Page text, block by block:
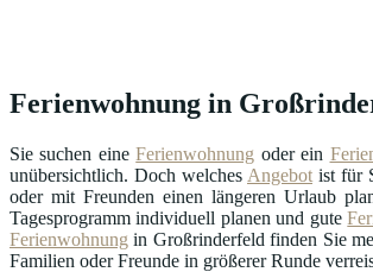
Ferienwohnung in
Sie suchen eineFerienwohnung oder ein
unübersichtlich. Doch welches Angebot ist für
oder mit Freunden einen längeren Urlaub
Tagesprogramm individuell planen und gute
Ferienwohnung in Großrinderfeld finden Sie
Familien oder Freunde in größerer Runde